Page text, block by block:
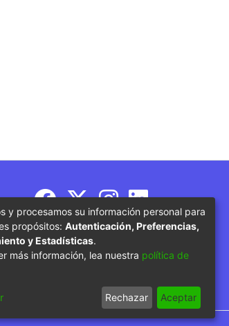
del Ministerio de Educación
y procesamos su información personal para
propósitos: Autenticación, Preferencias,
y Estadísticas.
más información, lea nuestra política de
Rechazar Aceptar